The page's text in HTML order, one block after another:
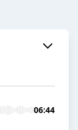
06:44